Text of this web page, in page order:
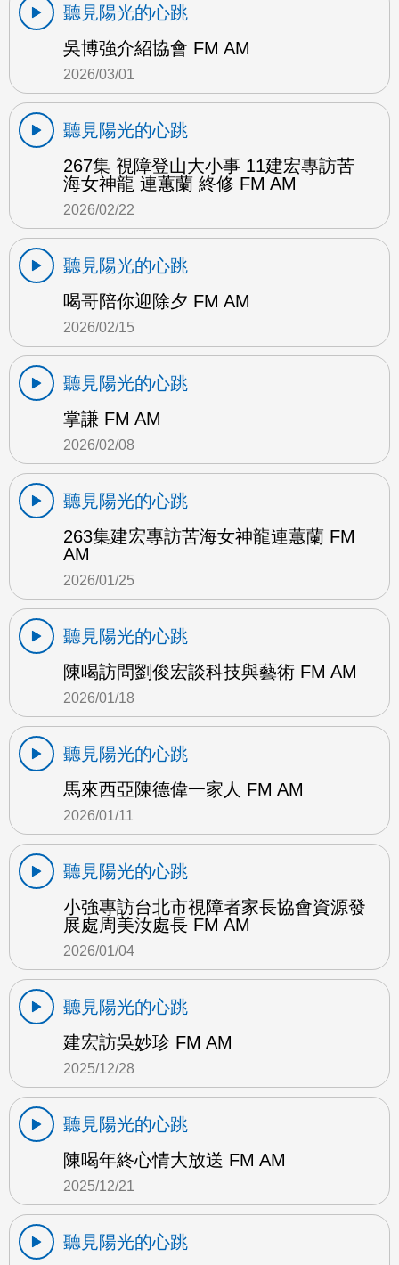
聽見陽光的心跳
吳博強介紹協會 FM AM
2026/03/01
聽見陽光的心跳
267集 視障登山大小事 11建宏專訪苦
海女神龍 連蕙蘭 終修 FM AM
2026/02/22
聽見陽光的心跳
喝哥陪你迎除夕 FM AM
2026/02/15
聽見陽光的心跳
掌謙 FM AM
2026/02/08
聽見陽光的心跳
263集建宏專訪苦海女神龍連蕙蘭 FM
AM
2026/01/25
聽見陽光的心跳
陳喝訪問劉俊宏談科技與藝術 FM AM
2026/01/18
聽見陽光的心跳
馬來西亞陳德偉一家人 FM AM
2026/01/11
聽見陽光的心跳
小強專訪台北市視障者家長協會資源發
展處周美汝處長 FM AM
2026/01/04
聽見陽光的心跳
建宏訪吳妙珍 FM AM
2025/12/28
聽見陽光的心跳
陳喝年終心情大放送 FM AM
2025/12/21
聽見陽光的心跳